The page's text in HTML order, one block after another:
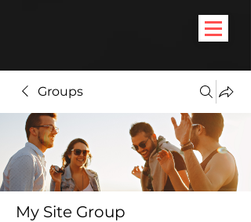
Groups
My Site Group